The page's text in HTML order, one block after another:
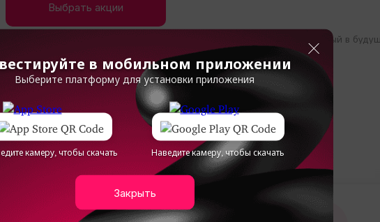
Выбрать акции
* график показывает упущенный доход в прошлом, а не гарантированный в
в мобильном приложении
Выберите платформу для установки приложения
камеру, чтобы скачать Наведите камеру, чтобы скачать
Закрыть